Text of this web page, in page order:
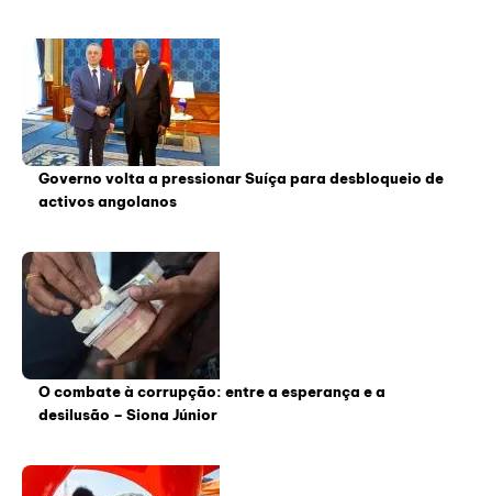
Governo volta a pressionar Suíça para desbloqueio de
activos angolanos
O combate à corrupção: entre a esperança e a
desilusão – Siona Júnior